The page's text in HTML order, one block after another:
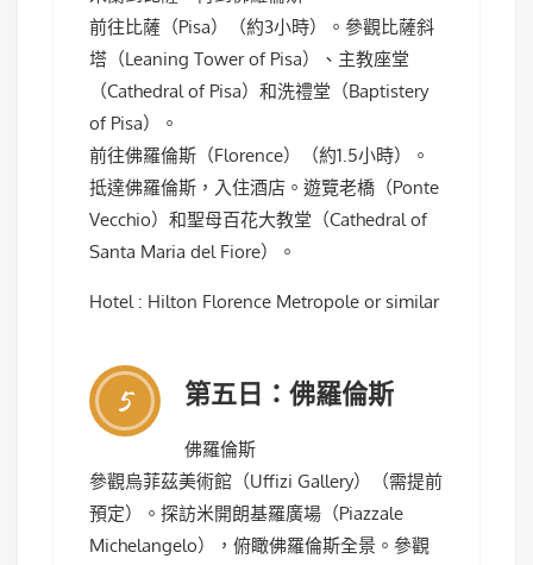
前往比薩（Pisa）（約3小時）。參觀比薩斜
塔（Leaning Tower of Pisa）、主教座堂
（Cathedral of Pisa）和洗禮堂（Baptistery
of Pisa）。
前往佛羅倫斯（Florence）（約1.5小時）。
抵達佛羅倫斯，入住酒店。遊覽老橋（Ponte
Vecchio）和聖母百花大教堂（Cathedral of
Santa Maria del Fiore）。
Hotel : Hilton Florence Metropole or similar
5 第五日：佛羅倫斯
佛羅倫斯
參觀烏菲茲美術館（Uffizi Gallery）（需提前
預定）。探訪米開朗基羅廣場（Piazzale
Michelangelo），俯瞰佛羅倫斯全景。參觀